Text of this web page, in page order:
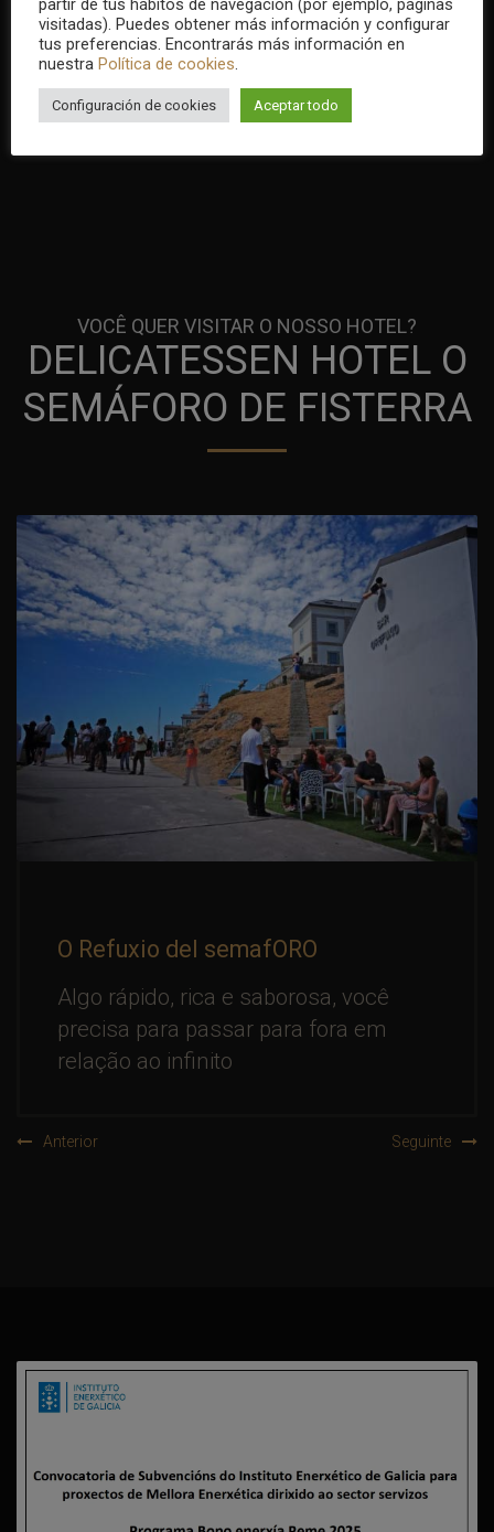
VOCÊ QUER VISITAR O NOSSO HOTEL?
DELICATESSEN HOTEL O
SEMÁFORO DE FISTERRA
O Refuxio del semafORO
Algo rápido, rica e saborosa, você
precisa para passar para fora em
relação ao infinito
Anterior Seguinte
partir de tus hábitos de navegación (por ejemplo, páginas
visitadas). Puedes obtener más información y configurar
tus preferencias. Encontrarás más información en
nuestra Política de cookies.
Configuración de cookies Aceptar todo